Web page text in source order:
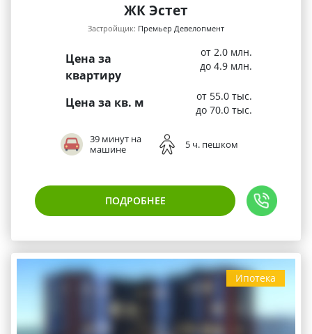
ЖК Эстет
Застройщик: Премьер Девелопмент
Цена за
квартиру
от 2.0 млн.
до 4.9 млн.
Цена за кв. м
от 55.0 тыс.
до 70.0 тыс.
39 минут на
машине
5 ч. пешком
ПОДРОБНЕЕ
Ипотека